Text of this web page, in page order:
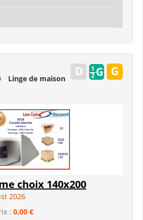
Linge de maison
choix 140x200
2026
: 0,00 €